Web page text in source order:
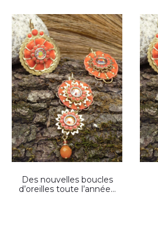
Des nouvelles boucles
d’oreilles toute l’année…